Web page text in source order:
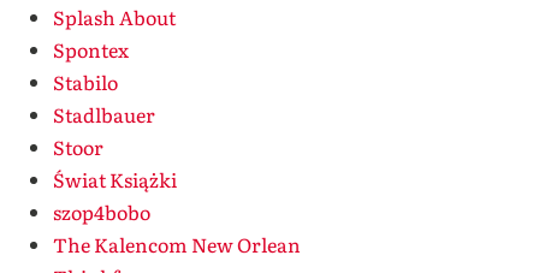
Splash About
Spontex
Stabilo
Stadlbauer
Stoor
Świat Książki
szop4bobo
The Kalencom New Orlean